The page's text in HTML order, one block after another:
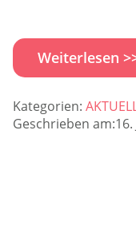
Weiterlesen
Kategorien:
Geschrieben am:16.